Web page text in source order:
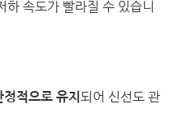
속도가 빨라질 수 있습니
적으로 유지 되어 신선도 관